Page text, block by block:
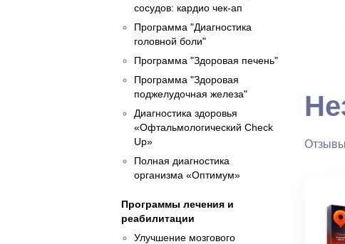
сосудов: кардио чек-ап
Программа "Диагностика
головной боли"
Программа "Здоровая печень"
Программа "Здоровая
поджелудочная железа"
Диагностика здоровья
«Офтальмологический Check
Up»
Полная диагностика
организма «Оптимум»
Программы лечения и
реабилитации
Улучшение мозгового